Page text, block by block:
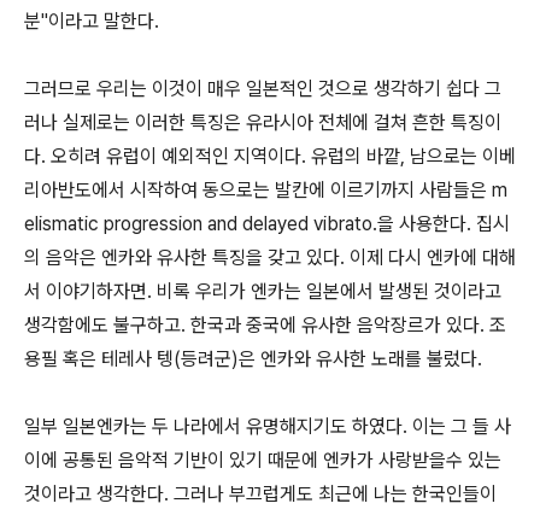
분"이라고 말한다.
그러므로 우리는 이것이 매우 일본적인 것으로 생각하기 쉽다 그
러나 실제로는 이러한 특징은 유라시아 전체에 걸쳐 흔한 특징이
다. 오히려 유럽이 예외적인 지역이다. 유럽의 바깥, 남으로는 이베
리아반도에서 시작하여 동으로는 발칸에 이르기까지 사람들은 m
elismatic progression and delayed vibrato.을 사용한다. 집시
의 음악은 엔카와 유사한 특징을 갖고 있다. 이제 다시 엔카에 대해
서 이야기하자면. 비록 우리가 엔카는 일본에서 발생된 것이라고
생각함에도 불구하고. 한국과 중국에 유사한 음악장르가 있다. 조
용필 혹은 테레사 텡(등려군)은 엔카와 유사한 노래를 불렀다.
일부 일본엔카는 두 나라에서 유명해지기도 하였다. 이는 그 들 사
이에 공통된 음악적 기반이 있기 때문에 엔카가 사랑받을수 있는
것이라고 생각한다. 그러나 부끄럽게도 최근에 나는 한국인들이